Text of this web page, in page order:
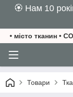
🏵️ Нам 10
• місто тканин •
Товари